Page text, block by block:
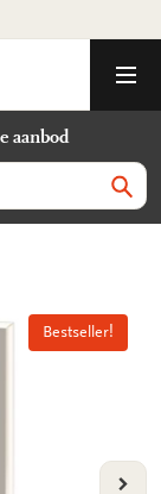
aanbod
Bestseller!
Bestseller!